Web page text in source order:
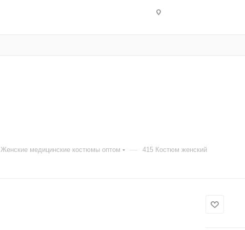
Женские медицинские костюмы оптом — 415 Костюм женский